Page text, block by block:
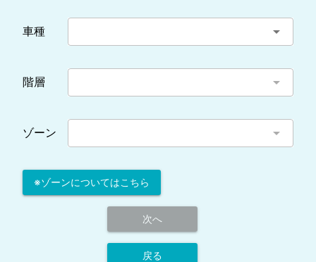
車種 arrow_drop_down
階層 arrow_drop_down
ゾーン arrow_drop_down
※ゾーンについてはこちら
次へ
戻る